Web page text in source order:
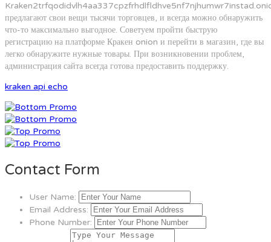
предлагают свои вещи тысячи торговцев, и всегда можно обнаружить
что-то максимально выгодное. Советуем пройти быструю
регистрацию на платформе Кракен onion и перейти в магазин, где вы
легко обнаружите нужные товары. При возникновении проблем,
администрация сайта всегда готова предоставить поддержку.
kraken api echo
Contact Form
User Name:
Email Address:
Phone Number: